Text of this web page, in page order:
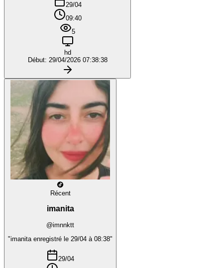
29/04
09:40
5
hd
Début: 29/04/2026 07:38:38
Récent
imanita
@imnnktt
"imanita enregistré le 29/04 à 08:38"
29/04